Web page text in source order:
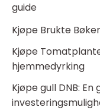
guide
Kjøpe Brukte
Kjøpe
hjemmedyrking
Kjøpe gull DNB: